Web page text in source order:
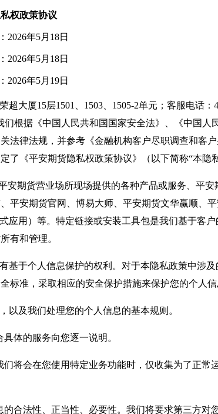
权政策协议
2026年5月18日
2026年5月18日
2026年5月19日
厦15层1501、1503、1505-2单元；客服电话：
根据《中国人民共和国国家安全法》、《中国人
律法规，并参考《金融机构客户尽职调查和客
《平安期货隐私权政策协议》（以下简称“本隐私
期货营业场所现场提供的各种产品或服务、平
安期货官网、博易大师、平安期货文华赢顺、
用）等。特定链接或安装工具包是我们基于客
有和管理。
于个人信息保护的权利。对于本隐私政策中涉
标准，采取相应的安全保护措施来保护您的个人信
及我们处理您的个人信息的基本规则。
体的服务向您逐一说明。
们将会在您使用特定业务功能时，仅收集为了正常
合法性、正当性、必要性。我们将要求第三方对